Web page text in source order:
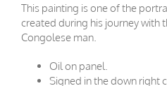
This painting is one of the
created during his journey with
Congolese man.
Oil on panel.
Signed in the down right